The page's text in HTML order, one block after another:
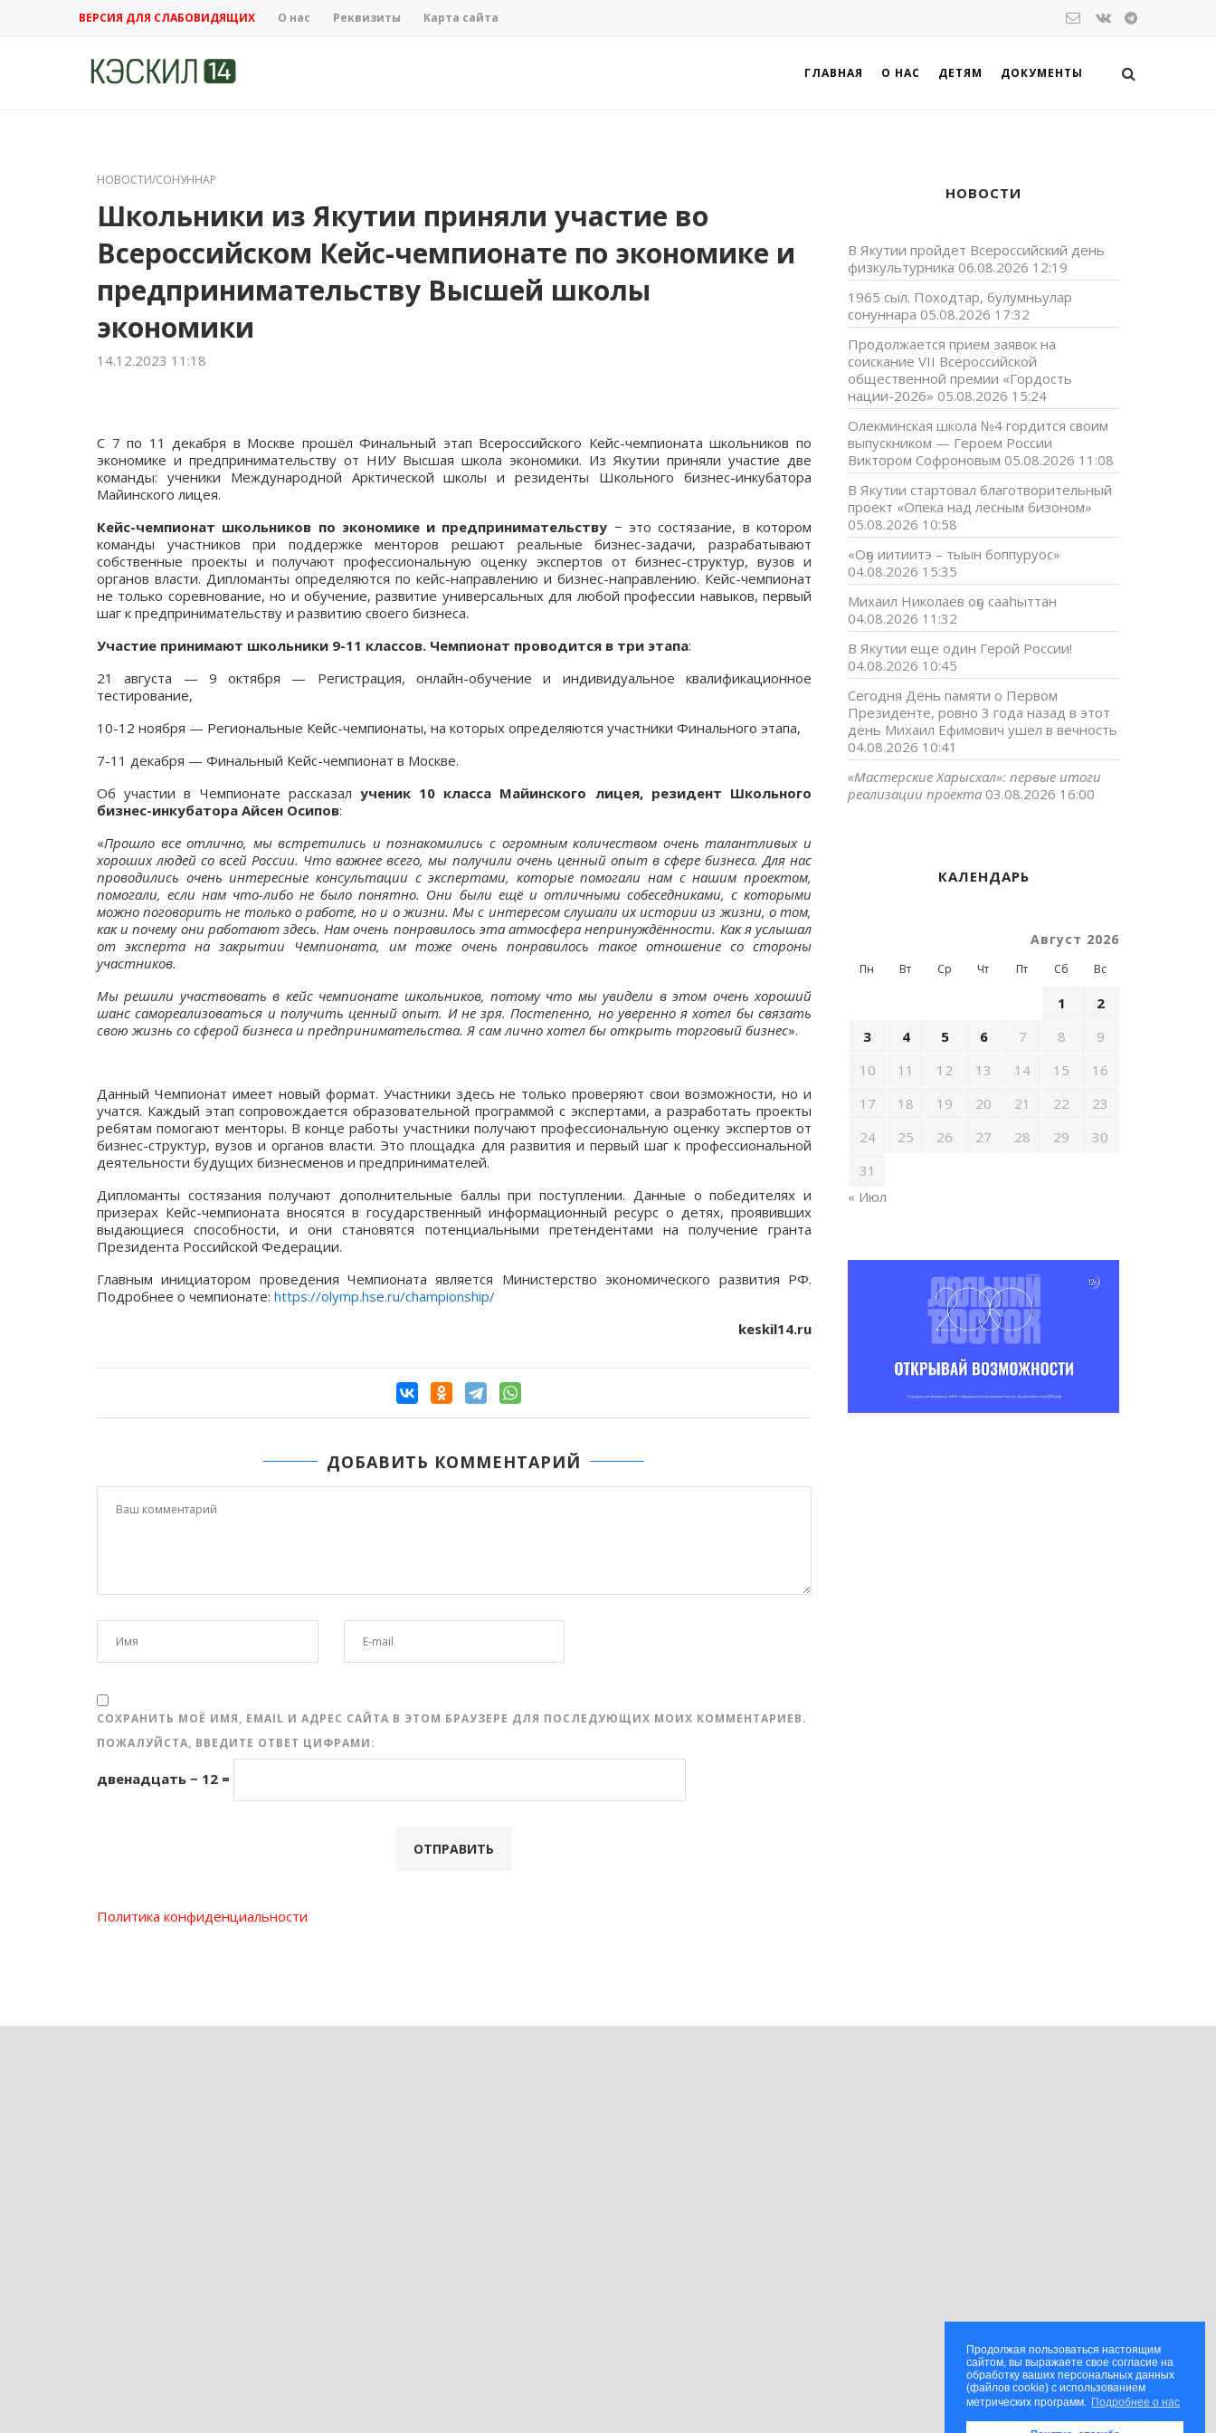
Продолжая пользоваться настоящим
сайтом, вы выражаете свое согласие на
обработку ваших персональных данных
(файлов cookie) с использованием
метрических программ. Подробнее о нас
ВЕРСИЯ ДЛЯ СЛАБОВИДЯЩИХ О нас Реквизиты Карта сайта
ГЛАВНАЯ О НАС ДЕТЯМ ДОКУМЕНТЫ
НОВОСТИ/СОНУННАР
Школьники из Якутии приняли участие во
Всероссийском Кейс-чемпионате по экономике и
предпринимательству Высшей школы
экономики
14.12.2023 11:18
С 7 по 11 декабря в Москве прошёл Финальный этап Всероссийского Кейс-чемпионата школьников по
экономике и предпринимательству от НИУ Высшая школа экономики. Из Якутии приняли участие две
команды: ученики Международной Арктической школы и резиденты Школьного бизнес-инкубатора
Майинского лицея.
Кейс-чемпионат школьников по экономике и предпринимательству − это состязание, в котором
команды участников при поддержке менторов решают реальные бизнес-задачи, разрабатывают
собственные проекты и получают профессиональную оценку экспертов от бизнес-структур, вузов и
органов власти. Дипломанты определяются по кейс-направлению и бизнес-направлению. Кейс-чемпионат
не только соревнование, но и обучение, развитие универсальных для любой профессии навыков, первый
шаг к предпринимательству и развитию своего бизнеса.
Участие принимают школьники 9-11 классов. Чемпионат проводится в три этапа:
21 августа — 9 октября — Регистрация, онлайн-обучение и индивидуальное квалификационное
тестирование,
10-12 ноября — Региональные Кейс-чемпионаты, на которых определяются участники Финального этапа,
7-11 декабря — Финальный Кейс-чемпионат в Москве.
Об участии в Чемпионате рассказал ученик 10 класса Майинского лицея, резидент Школьного
бизнес-инкубатора Айсен Осипов:
«Прошло все отлично, мы встретились и познакомились с огромным количеством очень талантливых и
хороших людей со всей России. Что важнее всего, мы получили очень ценный опыт в сфере бизнеса. Для нас
проводились очень интересные консультации с экспертами, которые помогали нам с нашим проектом,
помогали, если нам что-либо не было понятно. Они были ещё и отличными собеседниками, с которыми
можно поговорить не только о работе, но и о жизни. Мы с интересом слушали их истории из жизни, о том,
как и почему они работают здесь. Нам очень понравилось эта атмосфера непринуждённости. Как я услышал
от эксперта на закрытии Чемпионата, им тоже очень понравилось такое отношение со стороны
участников.
Мы решили участвовать в кейс чемпионате школьников, потому что мы увидели в этом очень хороший
шанс самореализоваться и получить ценный опыт. И не зря. Постепенно, но уверенно я хотел бы связать
свою жизнь со сферой бизнеса и предпринимательства. Я сам лично хотел бы открыть торговый бизнес».
Данный Чемпионат имеет новый формат. Участники здесь не только проверяют свои возможности, но и
учатся. Каждый этап сопровождается образовательной программой с экспертами, а разработать проекты
ребятам помогают менторы. В конце работы участники получают профессиональную оценку экспертов от
бизнес-структур, вузов и органов власти. Это площадка для развития и первый шаг к профессиональной
деятельности будущих бизнесменов и предпринимателей.
Дипломанты состязания получают дополнительные баллы при поступлении. Данные о победителях и
призерах Кейс-чемпионата вносятся в государственный информационный ресурс о детях, проявивших
выдающиеся способности, и они становятся потенциальными претендентами на получение гранта
Президента Российской Федерации.
Главным инициатором проведения Чемпионата является Министерство экономического развития РФ.
Подробнее о чемпионате: https://olymp.hse.ru/championship/
keskil14.ru
ДОБАВИТЬ КОММЕНТАРИЙ
СОХРАНИТЬ МОЁ ИМЯ, EMAIL И АДРЕС САЙТА В ЭТОМ БРАУЗЕРЕ ДЛЯ ПОСЛЕДУЮЩИХ МОИХ КОММЕНТАРИЕВ.
ПОЖАЛУЙСТА, ВВЕДИТЕ ОТВЕТ ЦИФРАМИ:
двенадцать − 12 =
Политика конфиденциальности
НОВОСТИ
В Якутии пройдет Всероссийский день
физкультурника 06.08.2026 12:19
1965 сыл. Походтар, булумньулар
сонуннара 05.08.2026 17:32
Продолжается прием заявок на
соискание VII Всероссийской
общественной премии «Гордость
нации-2026» 05.08.2026 15:24
Олекминская школа №4 гордится своим
выпускником — Героем России
Виктором Софроновым 05.08.2026 11:08
В Якутии стартовал благотворительный
проект «Опека над лесным бизоном»
05.08.2026 10:58
«Оҕо иитиитэ – тыын боппуруос»
04.08.2026 15:35
Михаил Николаев оҕо сааһыттан
04.08.2026 11:32
В Якутии еще один Герой России!
04.08.2026 10:45
Сегодня День памяти о Первом
Президенте, ровно 3 года назад в этот
день Михаил Ефимович ушел в вечность
04.08.2026 10:41
«Мастерские Харысхал»: первые итоги
реализации проекта 03.08.2026 16:00
КАЛЕНДАРЬ
Август 2026
Пн Вт Ср Чт Пт Сб Вс
1
2
3
4 5 6 7 8
9
10
11 12 13 14 15
16
17
18 19 20 21 22
23
24
25 26 27 28 29
30
31
« Июл